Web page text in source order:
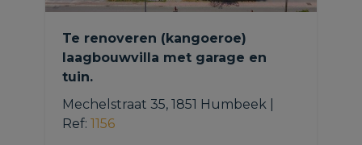
Te renoveren (kangoeroe)
laagbouwvilla met garage en
tuin.
Mechelstraat 35, 1851 Humbeek
Ref: 1156